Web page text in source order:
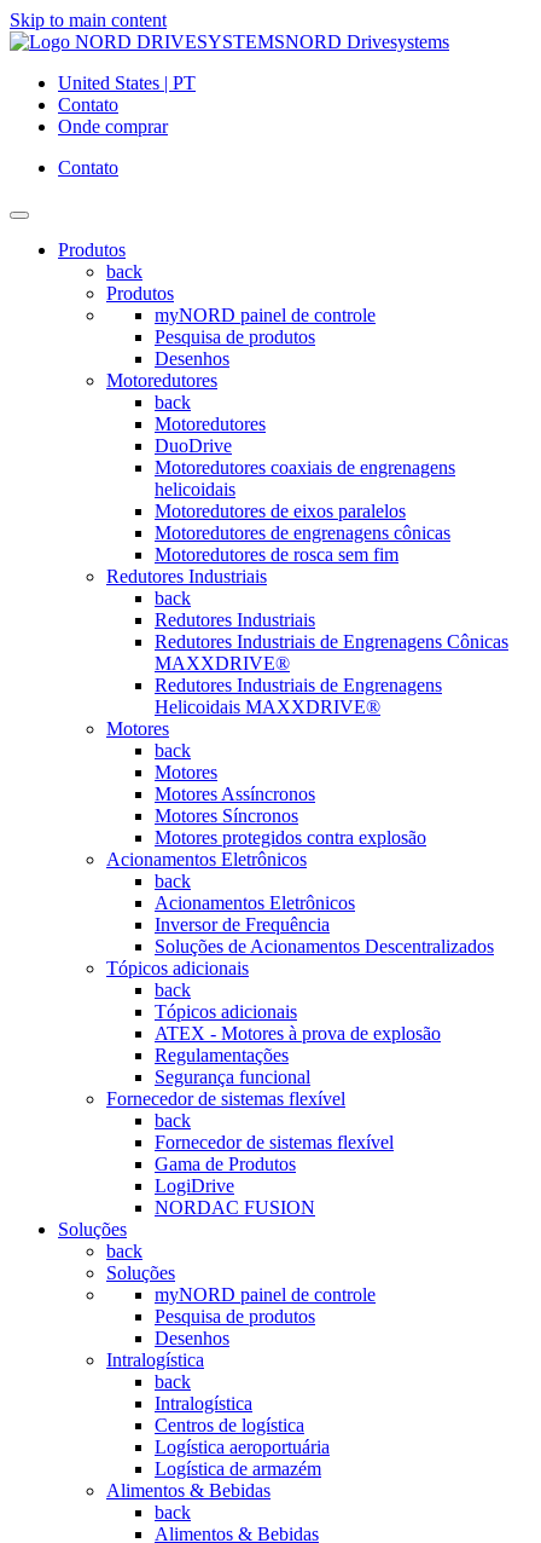
Skip to main content
NORD Drivesystems
United States | PT
Contato
Onde comprar
Contato
Produtos
back
Produtos
myNORD painel de controle
Pesquisa de produtos
Desenhos
Motoredutores
back
Motoredutores
DuoDrive
Motoredutores coaxiais de engrenagens
helicoidais
Motoredutores de eixos paralelos
Motoredutores de engrenagens cônicas
Motoredutores de rosca sem fim
Redutores Industriais
back
Redutores Industriais
Redutores Industriais de Engrenagens Cônicas
MAXXDRIVE®
Redutores Industriais de Engrenagens
Helicoidais MAXXDRIVE®
Motores
back
Motores
Motores Assíncronos
Motores Síncronos
Motores protegidos contra explosão
Acionamentos Eletrônicos
back
Acionamentos Eletrônicos
Inversor de Frequência
Soluções de Acionamentos Descentralizados
Tópicos adicionais
back
Tópicos adicionais
ATEX - Motores à prova de explosão
Regulamentações
Segurança funcional
Fornecedor de sistemas flexível
back
Fornecedor de sistemas flexível
Gama de Produtos
LogiDrive
NORDAC FUSION
Soluções
back
Soluções
myNORD painel de controle
Pesquisa de produtos
Desenhos
Intralogística
back
Intralogística
Centros de logística
Logística aeroportuária
Logística de armazém
Alimentos & Bebidas
back
Alimentos & Bebidas